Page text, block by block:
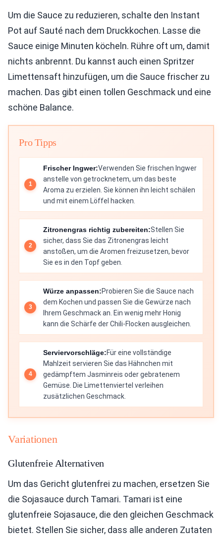
Um die Sauce zu reduzieren, schalte den Instant
Pot auf Sauté nach dem Druckkochen. Lasse die
Sauce einige Minuten köcheln. Rühre oft um, damit
nichts anbrennt. Du kannst auch einen Spritzer
Limettensaft hinzufügen, um die Sauce frischer zu
machen. Das gibt einen tollen Geschmack und eine
schöne Balance.
Pro Tipps
Frischer Ingwer:Verwenden Sie frischen Ingwer
anstelle von getrocknetem, um das beste
Aroma zu erzielen. Sie können ihn leicht schälen
und mit einem Löffel hacken.
Zitronengras richtig zubereiten:Stellen Sie
sicher, dass Sie das Zitronengras leicht
anstoßen, um die Aromen freizusetzen, bevor
Sie es in den Topf geben.
Würze anpassen:Probieren Sie die Sauce nach
dem Kochen und passen Sie die Gewürze nach
Ihrem Geschmack an. Ein wenig mehr Honig
kann die Schärfe der Chili-Flocken ausgleichen.
Serviervorschläge:Für eine vollständige
Mahlzeit servieren Sie das Hähnchen mit
gedämpftem Jasminreis oder gebratenem
Gemüse. Die Limettenviertel verleihen
zusätzlichen Geschmack.
Variationen
Glutenfreie Alternativen
Um das Gericht glutenfrei zu machen, ersetzen Sie
die Sojasauce durch Tamari. Tamari ist eine
glutenfreie Sojasauce, die den gleichen Geschmack
bietet. Stellen Sie sicher, dass alle anderen Zutaten